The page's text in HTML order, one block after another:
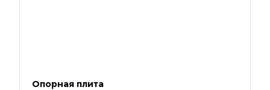
Опорная плита